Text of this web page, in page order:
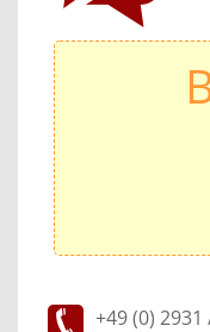
+49 (0)